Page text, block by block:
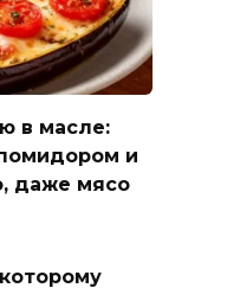
в масле:
и
даже мясо